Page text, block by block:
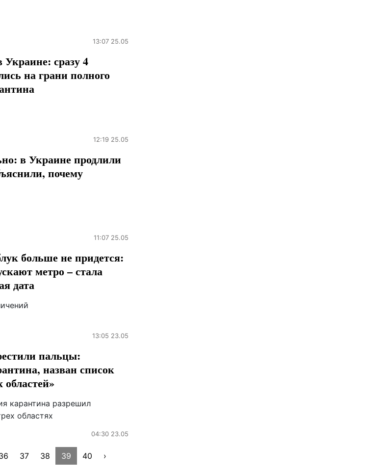
13:07 25.05
Украине: сразу 4
на грани полного
12:19 25.05
в Украине продлили
почему
11:07 25.05
больше не придется:
метро – стала
дата
13:05 23.05
пальцы:
назван список
карантина разрешил
областях
04:30 23.05
37 38 39 40 ›